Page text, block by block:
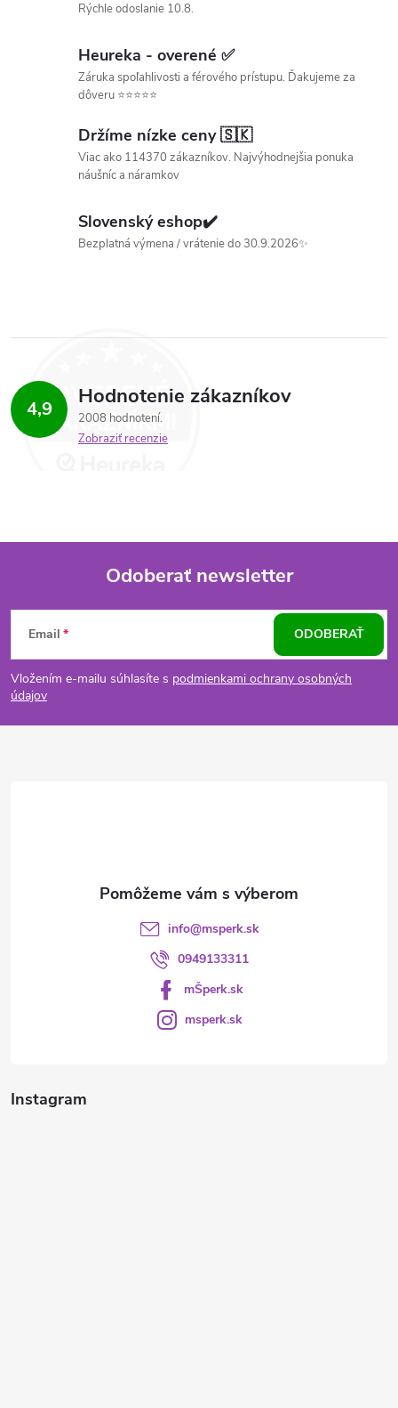
v
p
i
Rýchle odoslanie 10.8.
Heureka - overené ✅
Záruka spoľahlivosti a férového prístupu. Ďakujeme za
dôveru ⭐⭐⭐⭐⭐
Držíme nízke ceny 🇸🇰
Viac ako 114370 zákazníkov. Najvýhodnejšia ponuka
náušníc a náramkov
Slovenský eshop✔️
Bezplatná výmena / vrátenie do 30.9.2026✨
4,9 Hodnotenie zákazníkov
2008 hodnotení
Zobraziť recenzie
Z
á
p
Odoberať newsletter
Email
Vložením e-mailu súhlasíte s podmienkami ochrany osobných
údajov
ODOBERAŤ
Instagram
info@msperk.sk
0949133311
mŠperk.sk
msperk.sk